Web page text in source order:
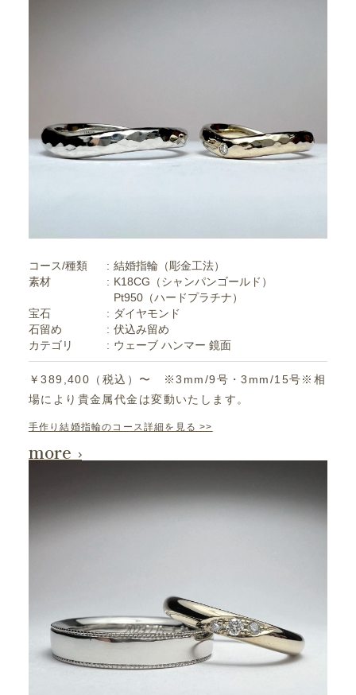
コース/種類
結婚指輪（彫金工法）
素材
K18CG（シャンパンゴールド）
Pt950（ハードプラチナ）
宝石
ダイヤモンド
石留め
伏込み留め
カテゴリ
ウェーブハンマー鏡面
￥389,400（税込）〜 ※3mm/9号・3mm/15号※相
場により貴金属代金は変動いたします。
手作り結婚指輪のコース詳細を見る >>
more